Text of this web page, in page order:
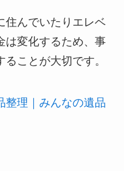
住んでいたりエレベ
は変化するため、事
ことが大切です。
整理｜みんなの遺品